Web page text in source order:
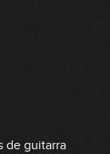
de guitarra